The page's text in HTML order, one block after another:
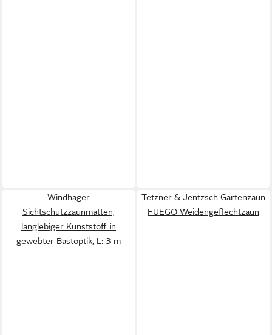
Windhager
Sichtschutzzaunmatten,
langlebiger Kunststoff in
gewebter Bastoptik, L: 3 m
Tetzner & Jentzsch Gartenzaun
FUEGO Weidengeflechtzaun